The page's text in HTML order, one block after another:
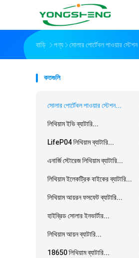
বাড়ি পণ্য সোলার পোর্টেবল পাওয়ার স্টেশন
কতগুলি
সোলার পোর্টেবল পাওয়ার স্টেশন...
লিথিয়াম ইভি ব্যাটারি...
LifeP04 লিথিয়াম ব্যাটারি...
এনার্জি স্টোরেজ লিথিয়াম ব্যাটারি...
লিথিয়াম ইলেকট্রিক বাইকের ব্যাটারি...
লিথিয়াম আয়রন ফসফেট ব্যাটারি...
হাইব্রিড সোলার ইনভার্টার...
লিথিয়াম আয়ন ব্যাটারি...
18650 লিথিয়াম ব্যাটারি...